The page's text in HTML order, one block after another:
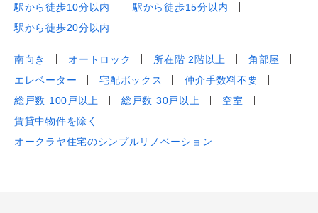
駅から徒歩10分以内
駅から徒歩15分以内
駅から徒歩20分以内
南向き オートロック 所在階 2階以上
角部屋
エレベーター
宅配ボックス
仲介手数料不要
総戸数 100戸以上
総戸数 30戸以上
空室
賃貸中物件を除く
オークラヤ住宅のシンプルリノベーション